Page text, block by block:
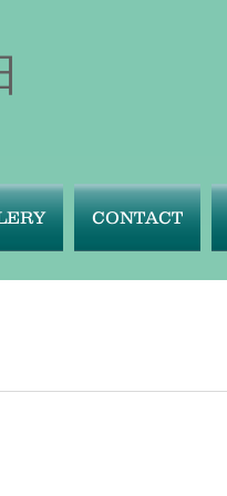
CONTACT